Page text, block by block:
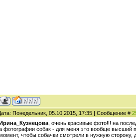
Понедельник, 05.10.2015, 17:35 | Сообщение #
, очень красивые фото!!! на
фотографии собак - для меня это вообще высший
чтобы собачки смотрели в нужную сторону,